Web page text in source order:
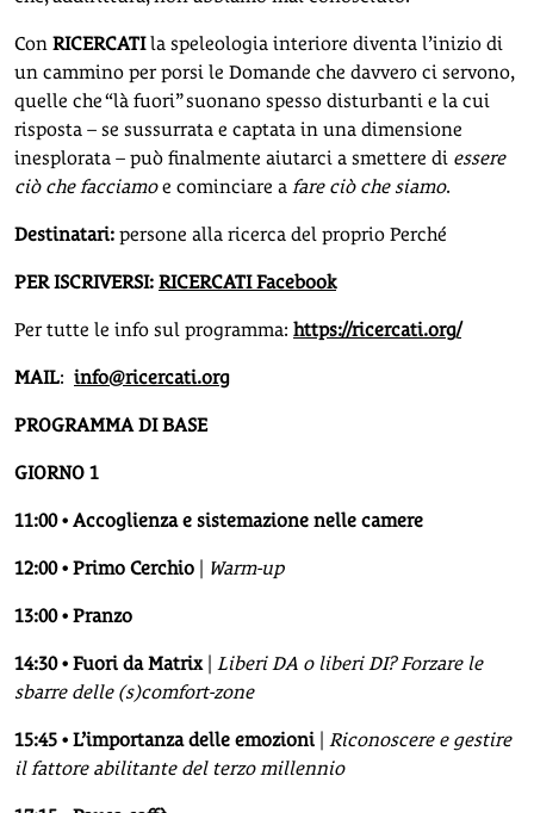
Con RICERCATIla speleologia interiore diventa l’inizio di
un cammino per porsi le Domande che davvero ci servono,
quelle che “là fuori” suonano spesso disturbanti e la cui
risposta – se sussurrata e captata in una dimensione
inesplorata – può finalmente aiutarci a smettere di essere
ciò che facciamoe cominciare a fare ciò che siamo.
Destinatari: persone alla ricerca del proprio Perché
PER ISCRIVERSI: RICERCATI Facebook
Per tutte le info sul programma: https://ricercati.org/
MAIL: info@ricercati.org
PROGRAMMA DI BASE
GIORNO 1
11:00 • Accoglienza e sistemazione nelle camere
12:00 • Primo Cerchio | Warm-up
13:00 • Pranzo
14:30 • Fuori da Matrix | Liberi DA o liberi DI? Forzare le
sbarre delle (s)comfort-zone
15:45 • L’importanza delle emozioni | Riconoscere e gestire
il fattore abilitante del terzo millennio